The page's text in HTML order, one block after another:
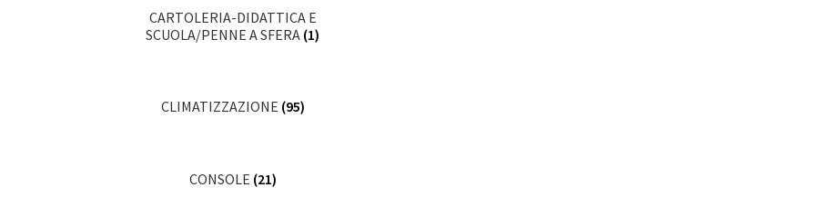
CARTOLERIA-DIDATTICA E
SCUOLA/PENNE A SFERA (1)
CLIMATIZZAZIONE (95)
CONSOLE (21)